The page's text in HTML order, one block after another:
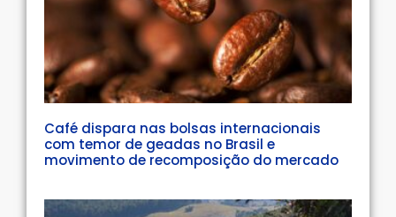
Café dispara nas bolsas internacionais
com temor de geadas no Brasil e
movimento de recomposição do mercado